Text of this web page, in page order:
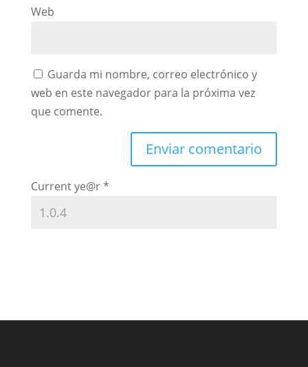
Web
Guarda mi nombre, correo electrónico y
web en este navegador para la próxima vez
que comente.
Current ye@r*